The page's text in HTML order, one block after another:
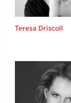
Teresa Driscoll